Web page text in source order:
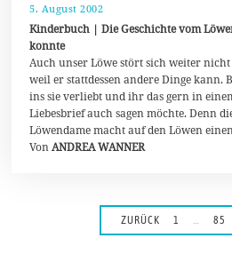
5. August 2002
0
.
u
l
2
0
2
0
Kinderbuch | Die Geschichte vom
konnte
Auch unser Löwe stört sich weiter
weil er stattdessen andere Dinge kann.
ins sie verliebt und ihr das gern in
Liebesbrief auch sagen möchte. Denn
Löwendame macht auf den Löwen
VonANDREA WANNER
ZURÜCK 1 … 85